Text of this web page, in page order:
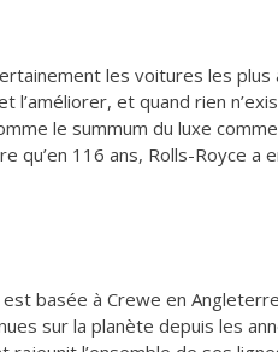
les voitures les plus
et quand rien
le summum du luxe
116 ans, Rolls-Royce a
basée à Crewe en
sur la planète depuis les